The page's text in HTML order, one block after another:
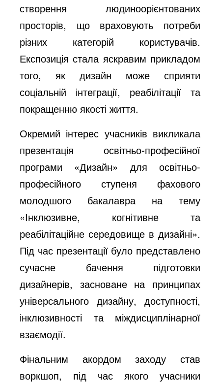
створення людиноорієнтованих
просторів, що враховують потреби
різних категорій користувачів.
Експозиція стала яскравим прикладом
того, як дизайн може сприяти
соціальній інтеграції, реабілітації та
покращенню якості життя.
Окремий інтерес учасників викликала
презентація освітньо-професійної
програми «Дизайн» для освітньо-
професійного ступеня фахового
молодшого бакалавра на тему
«Інклюзивне, когнітивне та
реабілітаційне середовище в дизайні».
Під час презентації було представлено
сучасне бачення підготовки
дизайнерів, засноване на принципах
універсального дизайну, доступності,
інклюзивності та міждисциплінарної
взаємодії.
Фінальним акордом заходу став
воркшоп, під час якого учасники